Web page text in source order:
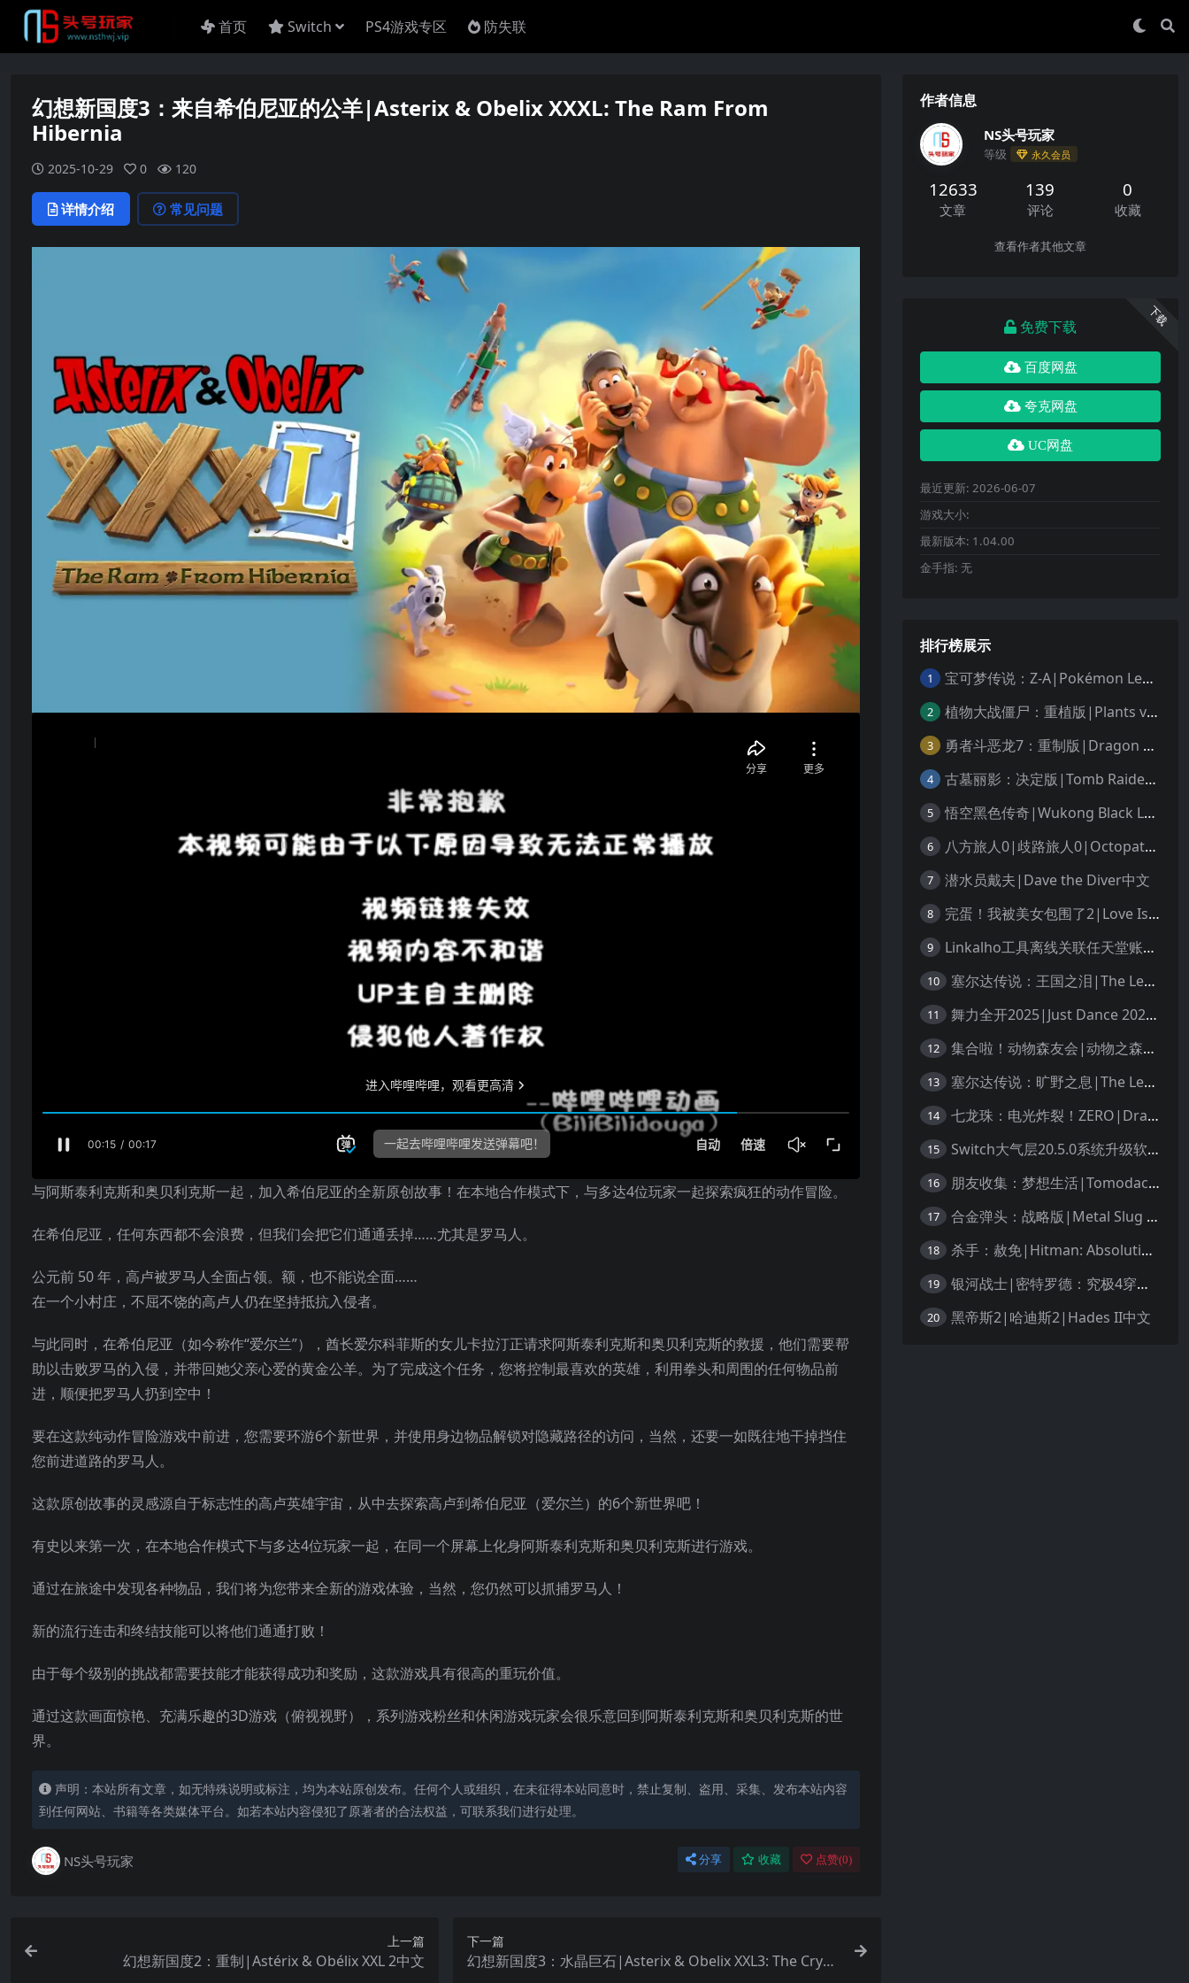
首页 Switch PS4游戏专区 防失联
幻想新国度3：来自希伯尼亚的公羊|Asterix & Obelix XXXL: The Ram From
Hibernia
2025-10-29 0 120
详情介绍 常见问题
与阿斯泰利克斯和奥贝利克斯一起，加入希伯尼亚的全新原创故事！在本地合作模式下，与多达4位玩家一起探索疯狂的动作冒险。
在希伯尼亚，任何东西都不会浪费，但我们会把它们通通丢掉……尤其是罗马人。
公元前 50 年，高卢被罗马人全面占领。额，也不能说全面……
在一个小村庄，不屈不饶的高卢人仍在坚持抵抗入侵者。
与此同时，在希伯尼亚（如今称作“爱尔兰”），酋长爱尔科菲斯的女儿卡拉汀正请求阿斯泰利克斯和奥贝利克斯的救援，他们需要帮
助以击败罗马的入侵，并带回她父亲心爱的黄金公羊。为了完成这个任务，您将控制最喜欢的英雄，利用拳头和周围的任何物品前
进，顺便把罗马人扔到空中！
要在这款纯动作冒险游戏中前进，您需要环游6个新世界，并使用身边物品解锁对隐藏路径的访问，当然，还要一如既往地干掉挡住
您前进道路的罗马人。
这款原创故事的灵感源自于标志性的高卢英雄宇宙，从中去探索高卢到希伯尼亚（爱尔兰）的6个新世界吧！
有史以来第一次，在本地合作模式下与多达4位玩家一起，在同一个屏幕上化身阿斯泰利克斯和奥贝利克斯进行游戏。
通过在旅途中发现各种物品，我们将为您带来全新的游戏体验，当然，您仍然可以抓捕罗马人！
新的流行连击和终结技能可以将他们通通打败！
由于每个级别的挑战都需要技能才能获得成功和奖励，这款游戏具有很高的重玩价值。
通过这款画面惊艳、充满乐趣的3D游戏（俯视视野），系列游戏粉丝和休闲游戏玩家会很乐意回到阿斯泰利克斯和奥贝利克斯的世
界。
声明：本站所有文章，如无特殊说明或标注，均为本站原创发布。任何个人或组织，在未征得本站同意时，禁止复制、盗用、采集、发布本站内容
到任何网站、书籍等各类媒体平台。如若本站内容侵犯了原著者的合法权益，可联系我们进行处理。
NS头号玩家 分享 收藏 点赞(0)
上一篇
幻想新国度2：重制|Astérix & Obélix XXL 2中文
下一篇
幻想新国度3：水晶巨石|Asterix & Obelix XXL3: The Cryst
作者信息
NS头号玩家
等级 永久会员
12633
文章
139
评论
0
收藏
查看作者其他文章
下载
免费下载
百度网盘
夸克网盘
UC网盘
最近更新: 2026-06-07
游戏大小:
最新版本: 1.04.00
金手指: 无
排行榜展示
1 宝可梦传说：Z-A|Pokémon Legends: Z-A中文
2 植物大战僵尸：重植版|Plants vs. Zombies: Replanted中文
3 勇者斗恶龙7：重制版|Dragon Quest VII Reimagined中文
4 古墓丽影：决定版|Tomb Raider: Definitive Edition中文
5 悟空黑色传奇|Wukong Black Legend
6 八方旅人0|歧路旅人0|Octopath Traveler 0中文
7 潜水员戴夫|Dave the Diver中文
8 完蛋！我被美女包围了2|Love Is All Around 2中文
9 Linkalho工具离线关联任天堂账户教程
10 塞尔达传说：王国之泪|The Legend of Zelda: Tears of the Kingdom中文
11 舞力全开2025|Just Dance 2025中文
12 集合啦！动物森友会|动物之森|Animal Crossing: New Horizons中文
13 塞尔达传说：旷野之息|The Legend of Zelda: Breath of the Wild中文
14 七龙珠：电光炸裂！ZERO|Dragon Ball: Sparking! Zero中文
15 Switch大气层20.5.0系统升级软硬破通用教程
16 朋友收集：梦想生活|Tomodachi Life: Living the Dream中文
17 合金弹头：战略版|Metal Slug Tactics中文
18 杀手：赦免|Hitman: Absolution汉化
19 银河战士|密特罗德：究极4穿越未知|Metroid Prime 4: Beyond中文
20 黑帝斯2|哈迪斯2|Hades II中文